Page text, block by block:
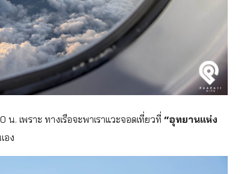
. เพราะ ทางเรือจะพาเราแวะจอดเที่ยวที่ “อุทยานแห่ง
อง